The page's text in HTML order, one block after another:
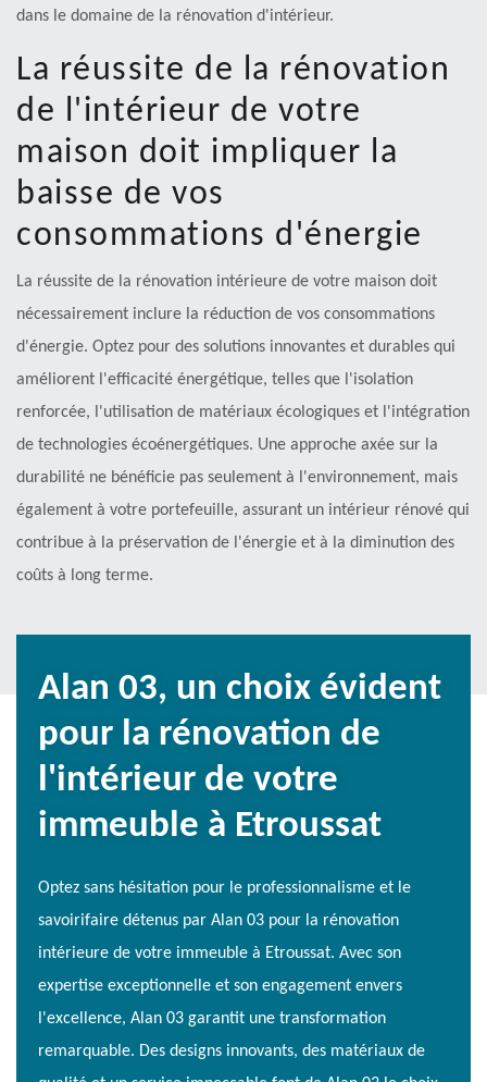
dans le domaine de la rénovation d'intérieur.
La réussite de la rénovation
de l'intérieur de votre
maison doit impliquer la
baisse de vos
consommations d'énergie
La réussite de la rénovation intérieure de votre maison doit
nécessairement inclure la réduction de vos consommations
d'énergie. Optez pour des solutions innovantes et durables qui
améliorent l'efficacité énergétique, telles que l'isolation
renforcée, l'utilisation de matériaux écologiques et l'intégration
de technologies écoénergétiques. Une approche axée sur la
durabilité ne bénéficie pas seulement à l'environnement, mais
également à votre portefeuille, assurant un intérieur rénové qui
contribue à la préservation de l'énergie et à la diminution des
coûts à long terme.
Alan 03, un choix évident
pour la rénovation de
l'intérieur de votre
immeuble à Etroussat
Optez sans hésitation pour le professionnalisme et le
savoirifaire détenus par Alan 03 pour la rénovation
intérieure de votre immeuble à Etroussat. Avec son
expertise exceptionnelle et son engagement envers
l'excellence, Alan 03 garantit une transformation
remarquable. Des designs innovants, des matériaux de